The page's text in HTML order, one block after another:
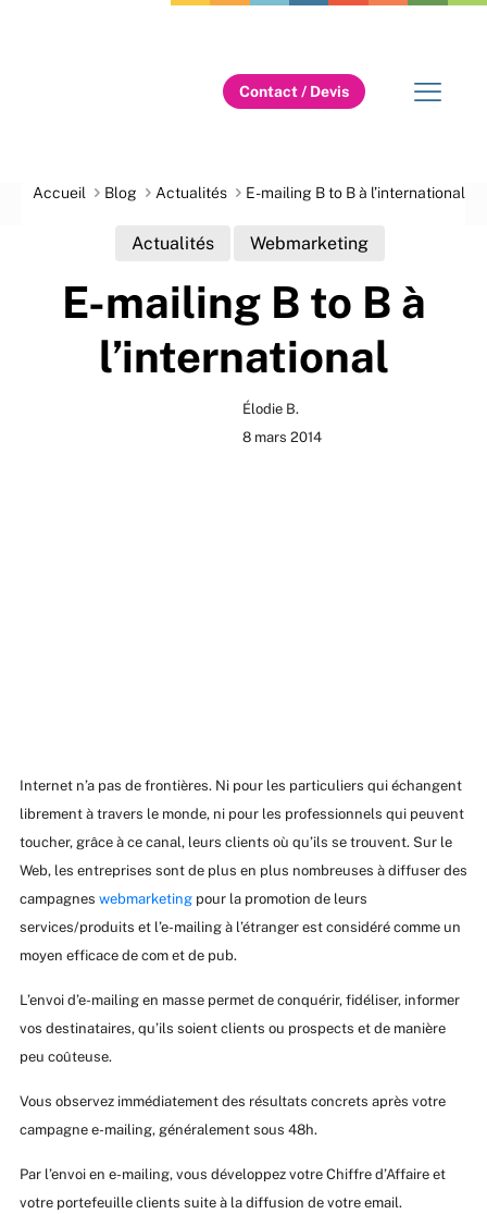
Contact / Devis
Accueil Blog Actualités E-mailing B to B à l’international
Actualités Webmarketing
E-mailing B to B à
l’international
Élodie B.
8 mars 2014
Internet n’a pas de frontières. Ni pour les particuliers qui échangent
librement à travers le monde, ni pour les professionnels qui peuvent
toucher, grâce à ce canal, leurs clients où qu’ils se trouvent. Sur le
Web, les entreprises sont de plus en plus nombreuses à diffuser des
campagnes webmarketingpour la promotion de leurs
services/produits et l’e-mailing à l’étranger est considéré comme un
moyen efficace de com et de pub.
L’envoi d’e-mailing en masse permet de conquérir, fidéliser, informer
vos destinataires, qu’ils soient clients ou prospects et de manière
peu coûteuse.
Vous observez immédiatement des résultats concrets après votre
campagne e-mailing, généralement sous 48h.
Par l’envoi en e-mailing, vous développez votre Chiffre d’Affaire et
votre portefeuille clients suite à la diffusion de votre email.